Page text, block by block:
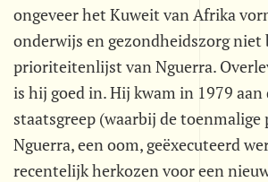
ongeveer het Kuweit van Afrika
onderwijs en gezondheidszorg niet
prioriteitenlijst van Nguerra.
is hij goed in. Hij kwam in 1979 aan
staatsgreep (waarbij de toenmalige
Nguerra, een oom, geëxecuteerd
recentelijk herkozen voor een